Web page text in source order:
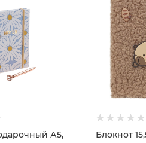
А5,
Блокнот